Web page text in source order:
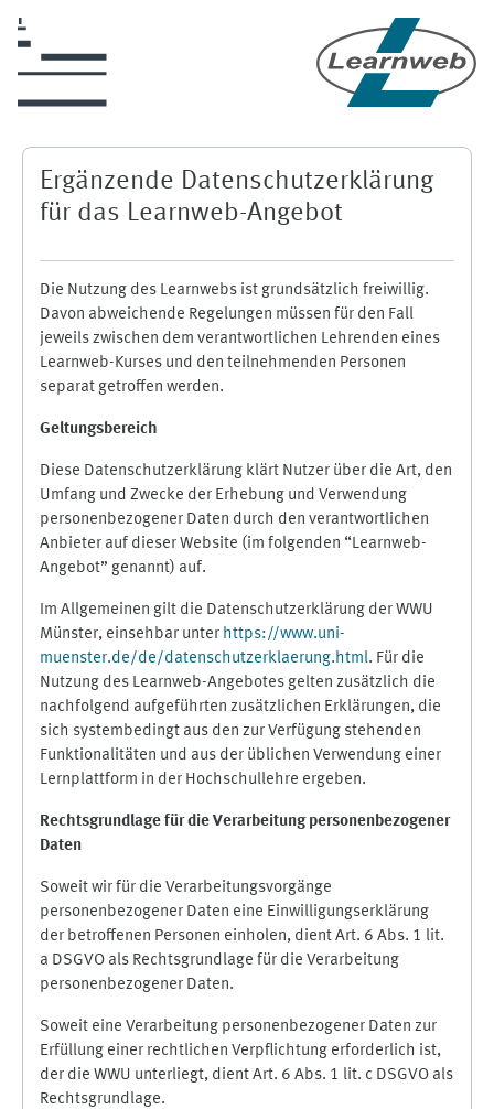
Ergänzende Datenschutzerklärung
für das Learnweb-Angebot
Die Nutzung des Learnwebs ist grundsätzlich freiwillig.
Davon abweichende Regelungen müssen für den Fall
jeweils zwischen dem verantwortlichen Lehrenden eines
Learnweb-Kurses und den teilnehmenden Personen
separat getroffen werden.
Geltungsbereich
Diese Datenschutzerklärung klärt Nutzer über die Art, den
Umfang und Zwecke der Erhebung und Verwendung
personenbezogener Daten durch den verantwortlichen
Anbieter auf dieser Website (im folgenden “Learnweb-
Angebot” genannt) auf.
Im Allgemeinen gilt die Datenschutzerklärung der WWU
Münster, einsehbar unter https://www.uni-
muenster.de/de/datenschutzerklaerung.html. Für die
Nutzung des Learnweb-Angebotes gelten zusätzlich die
nachfolgend aufgeführten zusätzlichen Erklärungen, die
sich systembedingt aus den zur Verfügung stehenden
Funktionalitäten und aus der üblichen Verwendung einer
Lernplattform in der Hochschullehre ergeben.
Rechtsgrundlage für die Verarbeitung personenbezogener
Daten
Soweit wir für die Verarbeitungsvorgänge
personenbezogener Daten eine Einwilligungserklärung
der betroffenen Personen einholen, dient Art. 6 Abs. 1 lit.
a DSGVO als Rechtsgrundlage für die Verarbeitung
personenbezogener Daten.
Soweit eine Verarbeitung personenbezogener Daten zur
Erfüllung einer rechtlichen Verpflichtung erforderlich ist,
der die WWU unterliegt, dient Art. 6 Abs. 1 lit. c DSGVO als
Rechtsgrundlage.